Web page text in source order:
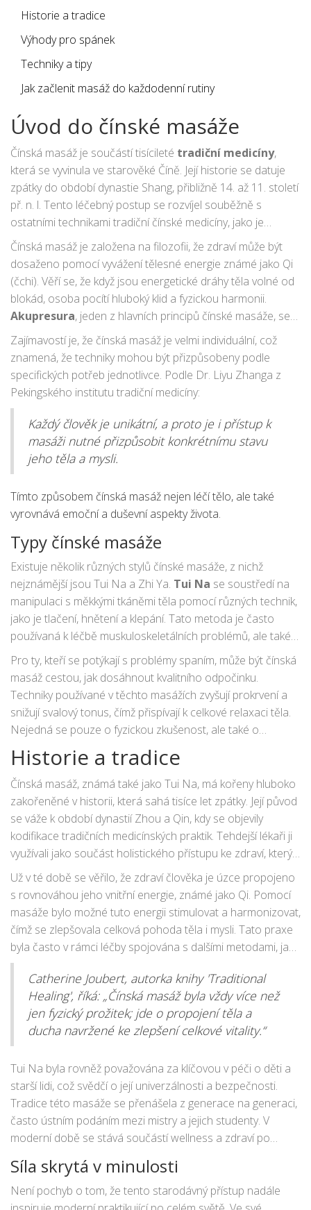
Historie a tradice
Výhody pro spánek
Techniky a tipy
Jak začlenit masáž do každodenní rutiny
Úvod do čínské masáže
Čínská masáž je součástí tisícileté tradiční medicíny,
která se vyvinula ve starověké Číně. Její historie se datuje
zpátky do období dynastie Shang, přibližně 14. až 11. století
př. n. l. Tento léčebný postup se rozvíjel souběžně s
ostatními technikami tradiční čínské medicíny, jako je
akupunktura a bylinkářství, a stal se nedílnou součástí
čínské kultury.
Čínská masáž je založena na filozofii, že zdraví může být
dosaženo pomocí vyvážení tělesné energie známé jako Qi
(čchi). Věří se, že když jsou energetické dráhy těla volné od
blokád, osoba pocítí hluboký klid a fyzickou harmonii.
Akupresura, jeden z hlavních principů čínské masáže, se
zaměřuje na stimulaci konkrétních tlakových bodů na těle,
čímž pomáhá uvolnit napětí a zharmonizovat energii. K
tomu se často používají prsty, dlaně, lokty a dokonce i nohy
praktikujícího.
Zajímavostí je, že čínská masáž je velmi individuální, což
znamená, že techniky mohou být přizpůsobeny podle
specifických potřeb jednotlivce. Podle Dr. Liyu Zhanga z
Pekingského institutu tradiční medicíny:
Každý člověk je unikátní, a proto je i přístup k
masáži nutné přizpůsobit konkrétnímu stavu
jeho těla a mysli.
Tímto způsobem čínská masáž nejen léčí tělo, ale také
vyrovnává emoční a duševní aspekty života.
Typy čínské masáže
Existuje několik různých stylů čínské masáže, z nichž
nejznámější jsou Tui Na a Zhi Ya. Tui Na se soustředí na
manipulaci s měkkými tkáněmi těla pomocí různých technik,
jako je tlačení, hnětení a klepání. Tato metoda je často
používaná k léčbě muskuloskeletálních problémů, ale také k
úlevě od stresu a napětí. Na druhé straně,
Zhi Ya se více
zaměřuje na akupresurní body a využívá tlaku a tření k
regulaci toku Qi v těle.
Pro ty, kteří se potýkají s problémy spaním, může být čínská
masáž cestou, jak dosáhnout kvalitního odpočinku.
Techniky používané v těchto masážích zvyšují prokrvení a
snižují svalový tonus, čímž přispívají k celkové relaxaci těla.
Nejedná se pouze o fyzickou zkušenost, ale také o
duchovní a emoční uvolnění, které může mít nesmírně
pozitivní dopad na kvalitu spánku.
Historie a tradice
Čínská masáž, známá také jako Tui Na, má kořeny hluboko
zakořeněné v historii, která sahá tisíce let zpátky. Její původ
se váže k období dynastií Zhou a Qin, kdy se objevily
kodifikace tradičních medicínských praktik. Tehdejší lékaři ji
využívali jako součást holistického přístupu ke zdraví, který
kombinoval fyzickou manipulaci s duchovní praxí a byl
základem pro rozvoj čínské medicíny samotné.
Už v té době se věřilo, že zdraví člověka je úzce propojeno
s rovnováhou jeho vnitřní energie, známé jako Qi. Pomocí
masáže bylo možné tuto energii stimulovat a harmonizovat,
čímž se zlepšovala celková pohoda těla i mysli. Tato praxe
byla často v rámci léčby spojována s dalšími metodami, jako
je
podobných výsledků.
Catherine Joubert, autorka knihy 'Traditional
Healing', říká: „Čínská masáž byla vždy více než
jen fyzický prožitek; jde o propojení těla a
ducha navržené ke zlepšení celkové vitality.“
Tui Na byla rovněž považována za klíčovou v péči o děti a
starší lidi, což svědčí o její univerzálnosti a bezpečnosti.
Tradice této masáže se přenášela z generace na generaci,
často ústním podáním mezi mistry a jejich studenty. V
moderní době se stává součástí wellness a zdraví po
přínosy, které jim poskytuje v boji proti
stresu.
Síla skrytá v minulosti
Není pochyb o tom, že tento starodávný přístup nadále